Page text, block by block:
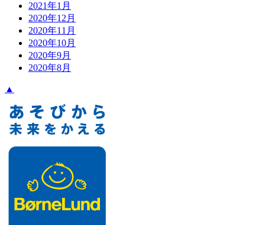
2021年1月
2020年12月
2020年11月
2020年10月
2020年9月
2020年8月
▲